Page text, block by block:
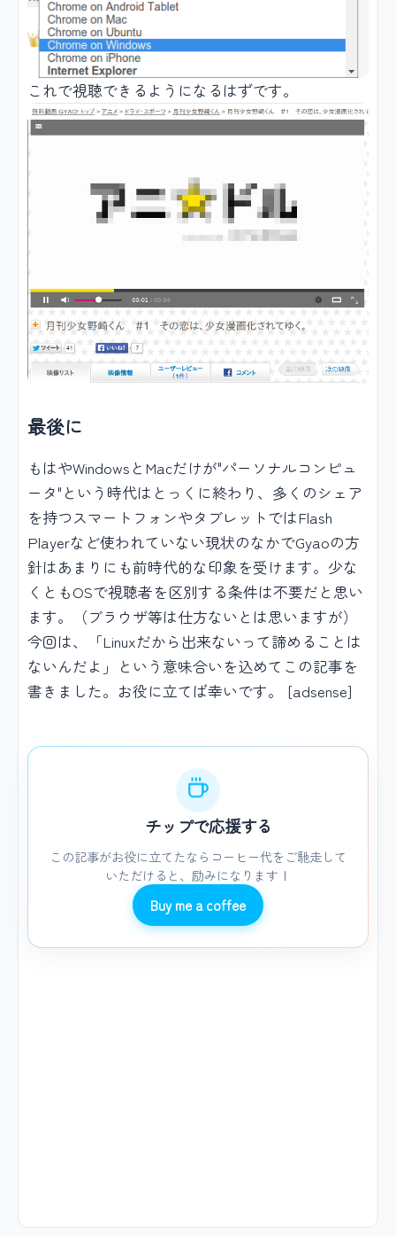
これで視聴できるようになるはずです。
最後に
もはやWindowsとMacだけが"パーソナルコンピュ
ータ"という時代はとっくに終わり、多くのシェア
を持つスマートフォンやタブレットではFlash
Playerなど使われていない現状のなかでGyaoの方
針はあまりにも前時代的な印象を受けます。少な
くともOSで視聴者を区別する条件は不要だと思い
ます。（ブラウザ等は仕方ないとは思いますが）
今回は、「Linuxだから出来ないって諦めることは
ないんだよ」という意味合いを込めてこの記事を
書きました。お役に立てば幸いです。 [adsense]
チップで応援する
この記事がお役に立てたならコーヒー代をご馳走して
いただけると、励みになります！
Buy me a coffee